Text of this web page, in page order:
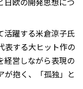
活躍する米倉涼子氏
表する大ヒット作の
経営しながら表現の
が抱く、「孤独」と